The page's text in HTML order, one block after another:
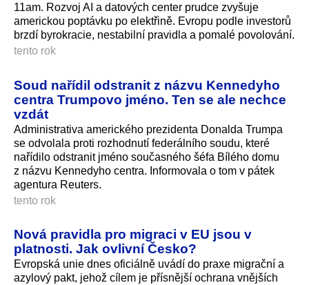
11am. Rozvoj AI a datových center prudce zvyšuje
americkou poptávku po elektřině. Evropu podle investorů
brzdí byrokracie, nestabilní pravidla a pomalé povolování.
tento rok
Soud nařídil odstranit z názvu Kennedyho
centra Trumpovo jméno. Ten se ale nechce
vzdát
Administrativa amerického prezidenta Donalda Trumpa
se odvolala proti rozhodnutí federálního soudu, které
nařídilo odstranit jméno současného šéfa Bílého domu
z názvu Kennedyho centra. Informovala o tom v pátek
agentura Reuters.
tento rok
Nová pravidla pro migraci v EU jsou v
platnosti. Jak ovlivní Česko?
Evropská unie dnes oficiálně uvádí do praxe migrační a
azylový pakt, jehož cílem je přísnější ochrana vnějších